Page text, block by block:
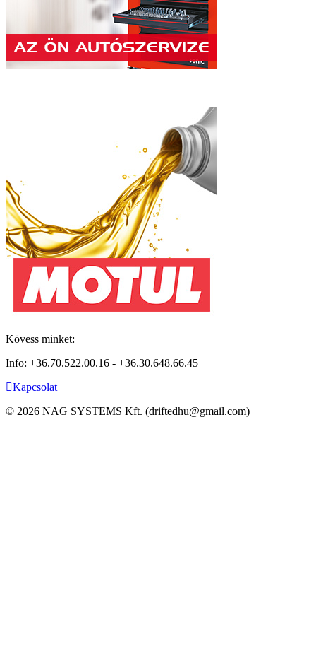
Kövess minket:
Info: +36.70.522.00.16 - +36.30.648.66.45
Kapcsolat
© 2026 NAG SYSTEMS Kft. (driftedhu@gmail.com)